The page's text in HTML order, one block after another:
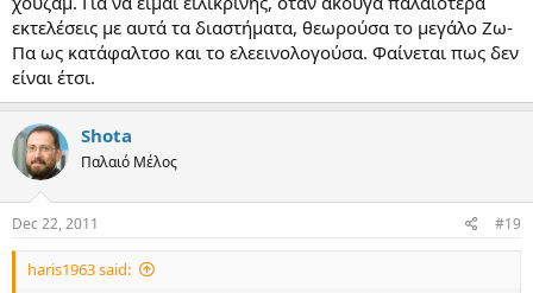
εκτελέσεις με αυτά τα διαστήματα, θεωρούσα το μεγάλο Ζω-
Πα ως κατάφαλτσο και το ελεεινολογούσα. Φαίνεται πως δεν
είναι έτσι.
Shota
Παλαιό Μέλος
Dec 22, 2011 #19
haris1963 said: